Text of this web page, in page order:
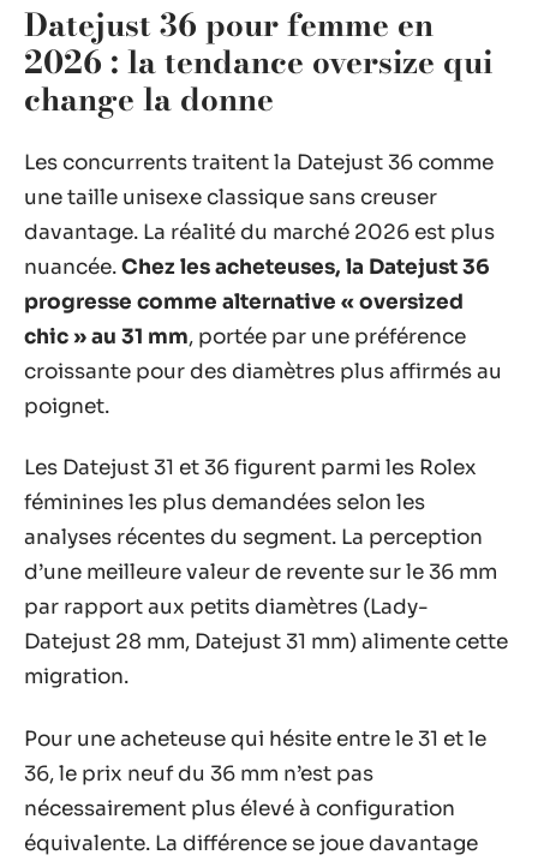
Datejust 36 pour femme en
2026 : la tendance oversize qui
change la donne
Les concurrents traitent la Datejust 36 comme
une taille unisexe classique sans creuser
davantage. La réalité du marché 2026 est plus
nuancée.Chez les acheteuses, la Datejust 36
progresse comme alternative « oversized
chic » au 31 mm, portée par une préférence
croissante pour des diamètres plus affirmés au
poignet.
Les Datejust 31 et 36 figurent parmi les Rolex
féminines les plus demandées selon les
analyses récentes du segment. La perception
d’une meilleure valeur de revente sur le 36 mm
par rapport aux petits diamètres (Lady-
Datejust 28 mm, Datejust 31 mm) alimente cette
migration.
Pour une acheteuse qui hésite entre le 31 et le
36, le prix neuf du 36 mm n’est pas
nécessairement plus élevé à configuration
équivalente. La différence se joue davantage